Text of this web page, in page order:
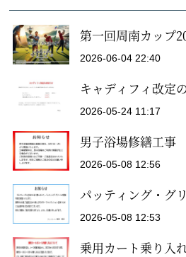
第一回周南カップ
2026-06-04 22:40
キャディフィ改定
2026-05-24 11:17
男子浴場修繕工事
2026-05-08 12:56
パッティング・グ
2026-05-08 12:53
乗用カート乗り入